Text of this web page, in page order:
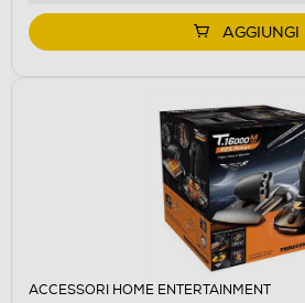
AGGIUNGI
ACCESSORI HOME ENTERTAINMENT